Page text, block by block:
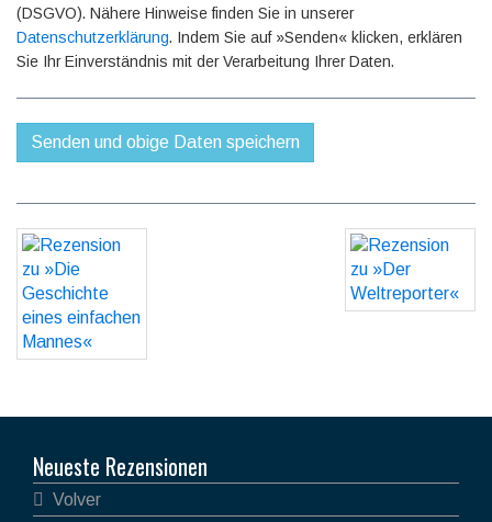
(DSGVO). Nähere Hinweise finden Sie in unserer
Datenschutzerklärung. Indem Sie auf »Senden« klicken, erklären
Sie Ihr Einverständnis mit der Verarbeitung Ihrer Daten.
Neueste Rezensionen
Volver